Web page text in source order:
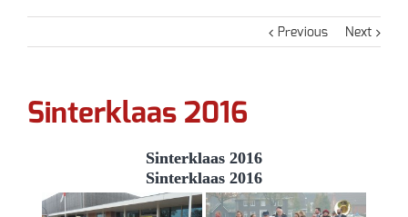
Previous Next
Sinterklaas 2016
Sinterklaas 2016
Sinterklaas 2016